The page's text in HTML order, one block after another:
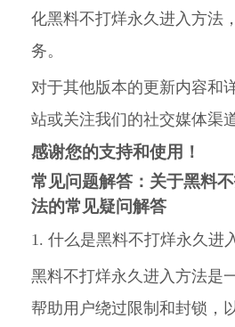
化黑料不打烊永久进入方法
务。
对于其他版本的更新内容和
站或关注我们的社交媒体渠道
感谢您的支持和使用！
常见问题解答：关于黑料
法的常见疑问解答
1. 什么是黑料不打烊永久进
黑料不打烊永久进入方法是
帮助用户绕过限制和封锁，